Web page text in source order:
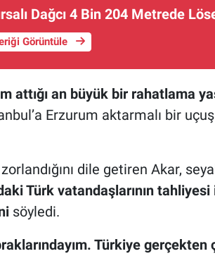
Dağcı 4 Bin 204 Metrede
Görüntüle
attığı an büyük bir rahatlama
Erzurum aktarmalı bir
dile getiren Akar,
Türk vatandaşlarının
söyledi.
Türkiye